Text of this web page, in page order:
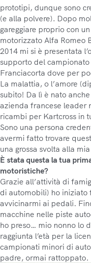
prototipi, dunque sono
(e alla polvere). Dopo
gareggiare proprio con
motorizzato Alfa Romeo
2014 mi si è presentata
supporto del
Franciacorta dove per
La malattia, o l’amore
subito! Da lì è nato
azienda francese leader
ricambi per Kartcross in
Sono una persona
avermi fatto trovare
una grossa svolta alla
È stata questa la tua
motoristiche?
Grazie all’attività di
di automobili) ho iniziato
avvicinarmi ai pedali.
macchine nelle piste
ho preso… mio nonno lo
raggiunta l’età per la
campionati minori di
padre, ormai rattoppato.